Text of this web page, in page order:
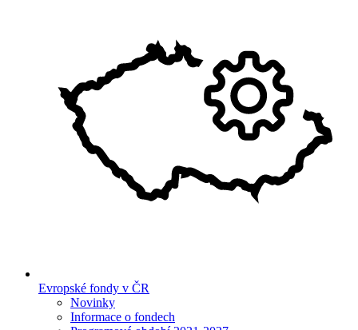
Evropské fondy v ČR
Novinky
Informace o fondech